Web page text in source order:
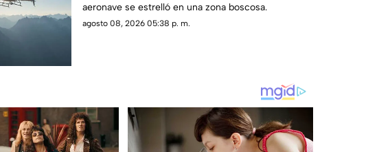
aeronave se estrelló en una zona boscosa.
agosto 08, 2026 05:38 p. m.